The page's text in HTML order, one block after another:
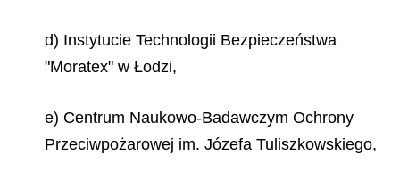
d) Instytucie Technologii Bezpieczeństwa
"Moratex" w Łodzi,
e) Centrum Naukowo-Badawczym Ochrony
Przeciwpożarowej im. Józefa Tuliszkowskiego,